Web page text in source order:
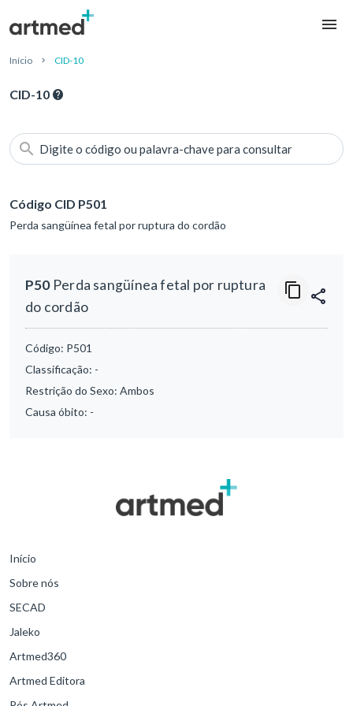
Início CID-10
CID-10
Digite o código ou palavra-chave para consultar
Código CID P501
Perda sangüínea fetal por ruptura do cordão
P50Perda sangüínea fetal por ruptura
do cordão
Código: P501
Classificação: -
Restrição do Sexo: Ambos
Causa óbito: -
Início
Sobre nós
SECAD
Jaleko
Artmed360
Artmed Editora